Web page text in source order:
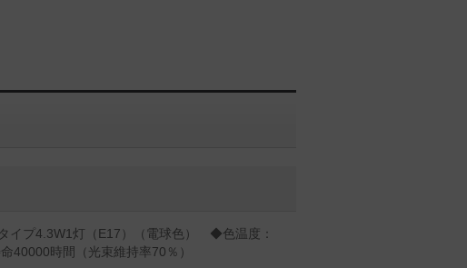
イプ4.3W1灯（E17）（電球色） ◆色温度：
時間（光束維持率70％）